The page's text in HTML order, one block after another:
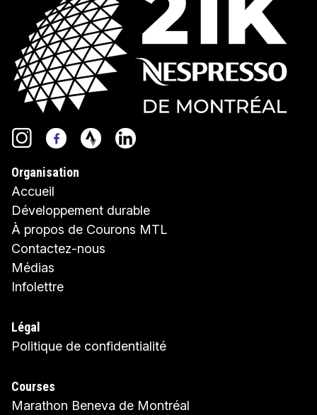
Organisation
Accueil
Développement durable
À propos de Courons MTL
Contactez-nous
Médias
Infolettre
Légal
Politique de confidentialité
Courses
Marathon Beneva de Montréal